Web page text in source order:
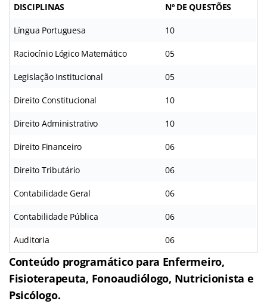
DISCIPLINAS Nº DE QUESTÕES
Língua Portuguesa 10
Raciocínio Lógico Matemático 05
Legislação Institucional 05
Direito Constitucional 10
Direito Administrativo 10
Direito Financeiro 06
Direito Tributário 06
Contabilidade Geral 06
Contabilidade Pública 06
Auditoria 06
Conteúdo programático para Enfermeiro,
Fisioterapeuta, Fonoaudiólogo, Nutricionista e
Psicólogo.